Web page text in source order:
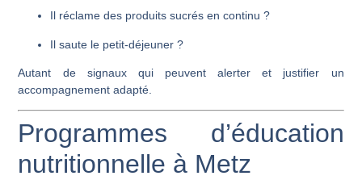
Il réclame des produits sucrés en continu ?
Il saute le petit-déjeuner ?
Autant de signaux qui peuvent alerter et justifier un
accompagnement adapté.
Programmes d’éducation
nutritionnelle à Metz